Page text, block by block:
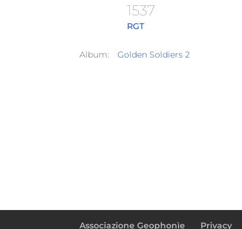
1537
RGT
Album: Golden Soldiers 2
Associazione Geophonìe Privacy